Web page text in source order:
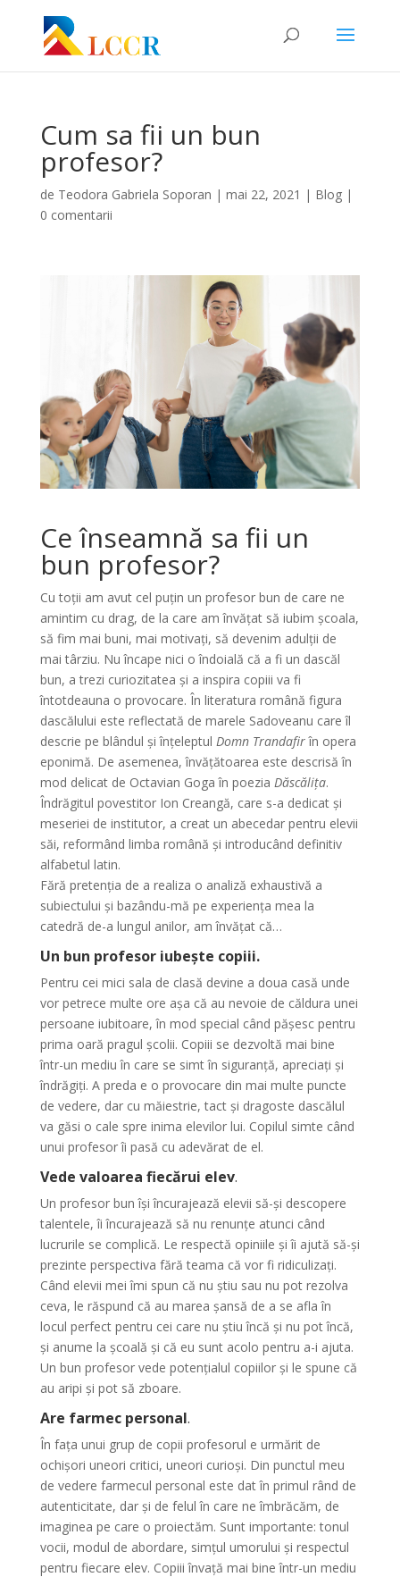
Cum sa fii un bun
profesor?
de Teodora Gabriela Soporan | mai 22, 2021 | Blog|
0 comentarii
Ce înseamnă sa fii un
bun profesor?
Cu toții am avut cel puțin un profesor bun de care ne
amintim cu drag, de la care am învățat să iubim școala,
să fim mai buni, mai motivați, să devenim adulții de
mai târziu. Nu încape nici o îndoială că a fi un dascăl
bun, a trezi curiozitatea și a inspira copiii va fi
întotdeauna o provocare. În literatura română figura
dascălului este reflectată de marele Sadoveanu care îl
descrie pe blândul și înțeleptul Domn Trandafirîn opera
eponimă. De asemenea, învățătoarea este descrisă în
mod delicat de Octavian Goga în poezia Dăscălița.
Îndrăgitul povestitor Ion Creangă, care s-a dedicat și
meseriei de institutor, a creat un abecedar pentru elevii
săi, reformând limba română și introducând definitiv
alfabetul latin.
Fără pretenția de a realiza o analiză exhaustivă a
subiectului și bazându-mă pe experiența mea la
catedră de-a lungul anilor, am învățat că…
Un bun profesor iubește copiii.
Pentru cei mici sala de clasă devine a doua casă unde
vor petrece multe ore așa că au nevoie de căldura unei
persoane iubitoare, în mod special când pășesc pentru
prima oară pragul școlii. Copiii se dezvoltă mai bine
într-un mediu în care se simt în siguranță, apreciați și
îndrăgiți. A preda e o provocare din mai multe puncte
de vedere, dar cu măiestrie, tact și dragoste dascălul
va găsi o cale spre inima elevilor lui. Copilul simte când
unui profesor îi pasă cu adevărat de el.
Vede valoarea fiecărui elev.
Un profesor bun își încurajează elevii să-și descopere
talentele, îi încurajează să nu renunțe atunci când
lucrurile se complică. Le respectă opiniile și îi ajută să-și
prezinte perspectiva fără teama că vor fi ridiculizați.
Când elevii mei îmi spun că nu știu sau nu pot rezolva
ceva, le răspund că au marea șansă de a se afla în
locul perfect pentru cei care nu știu încă și nu pot încă,
și anume la școală și că eu sunt acolo pentru a-i ajuta.
Un bun profesor vede potențialul copiilor și le spune că
au aripi și pot să zboare.
Are farmec personal.
În fața unui grup de copii profesorul e urmărit de
ochișori uneori critici, uneori curioși. Din punctul meu
de vedere farmecul personal este dat în primul rând de
autenticitate, dar și de felul în care ne îmbrăcăm, de
imaginea pe care o proiectăm. Sunt importante: tonul
vocii, modul de abordare, simțul umorului și respectul
pentru fiecare elev. Copiii învață mai bine într-un mediu